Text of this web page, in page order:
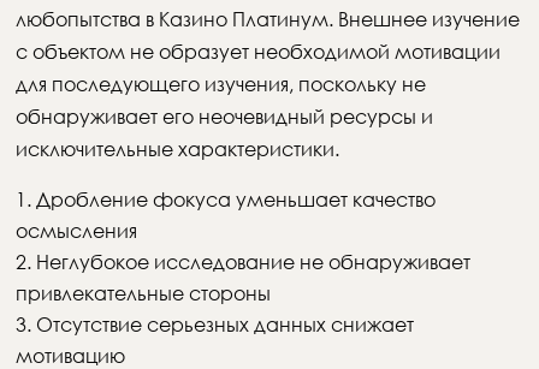
любопытства в Казино Платинум. Внешнее изучение
с объектом не образует необходимой мотивации
для последующего изучения, поскольку не
обнаруживает его неочевидный ресурсы и
исключительные характеристики.
Дробление фокуса уменьшает качество
осмысления
Неглубокое исследование не обнаруживает
привлекательные стороны
Отсутствие серьезных данных снижает
мотивацию